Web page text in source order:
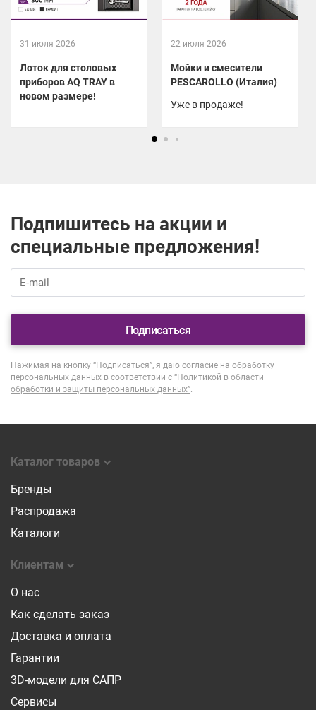
31 июля 2026
Лоток для столовых
приборов AQ TRAY в
новом размере!
22 июля 2026
Мойки и смесители
PESCAROLLO (Италия)
Уже в продаже!
Подпишитесь на акции и
специальные предложения!
Подписаться
Нажимая на кнопку “Подписаться”, я даю согласие на обработку
персональных данных в соответствии с “Политикой в области
обработки и защиты персональных данных”.
Каталог товаров
Бренды
Распродажа
Каталоги
Клиентам
О нас
Как сделать заказ
Доставка и оплата
Гарантии
3D-модели для САПР
Сервисы